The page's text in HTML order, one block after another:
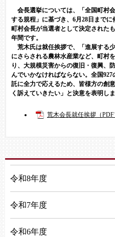
会長選挙については、「全国町村
する規程」に基づき、6月28日まで
町村会長が当選者として決定された
年間です。
荒木氏は就任挨拶で、「進展する
にさらされる農林水産業など、町村
り、大規模災害からの復旧・復興、
んでいかなければならない。全国
託に全力で応えるため、皆様方の創
く訴えていきたい」と決意を表明しま
荒木会長就任挨拶（PDF
令和8年度
令和7年度
令和6年度